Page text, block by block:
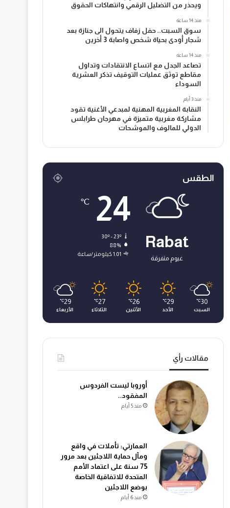
ويحذر من التضليل الرقمي وانتهاكات الحقوق
منذ 14 ساعة
سوق السبت.. حفل زفاف يتحول الى جنازة بعد
شجار أودى بحياة شخص واصابة 3 أخرين
منذ 14 ساعة
تصاعد الجدل مع اتساع الانتقادات وتداول
مقاطع توثق عمليات التوقيف تذكر العشرية
السوداء
منذ 3 أيام
النقابة المغربية المهنية لمبدعي الأغنية تقود
مشاركة مغربية متميزة في مهرجان طرابلس
الدولي للمالوف والموشحات
الطقس
Rabat
غيوم متفرقة
24
℃
30º - 23º
88%
1.01 كيلومتر/ساعة
30
℃
السبت
29
℃
الأحد
26
℃
الأثنين
27
℃
الثلاثاء
29
℃
الأربعاء
مقالات رأي
أوروبا ليست الفردوس
المفقود..
منذ 5 أيام
العمارتي: تأملات في واقع
ومآل حماية اللاجئين بعد مرور
75 سنة على اعتماد الأمم
المتحدة للاتفاقية الخاصة
بوضع اللاجئين
منذ 6 أيام